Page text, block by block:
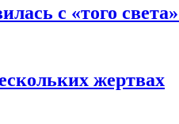
с «того
жертвах